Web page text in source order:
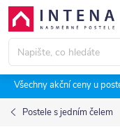
Přejít
obsah
Všechny akční ceny u
Postele s jedním čelem